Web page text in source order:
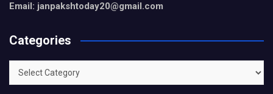
Email: janpakshtoday20@gmail.com
Categories
Categories